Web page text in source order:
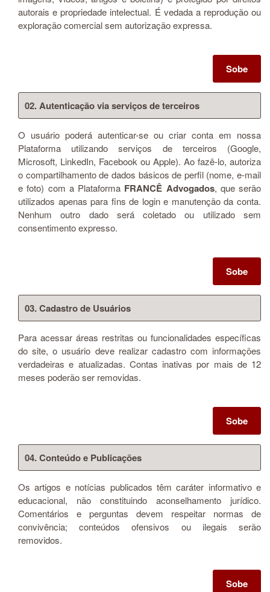
autorais e propriedade intelectual. É vedada a reprodução ou
exploração comercial sem autorização expressa.
Sobe
02. Autenticação via serviços de terceiros
O usuário poderá autenticar-se ou criar conta em nossa
Plataforma utilizando serviços de terceiros (Google,
Microsoft, LinkedIn, Facebook ou Apple). Ao fazê-lo, autoriza
o compartilhamento de dados básicos de perfil (nome, e-mail
e foto) com a Plataforma FRANCÊ Advogados, que serão
utilizados apenas para fins de login e manutenção da conta.
Nenhum outro dado será coletado ou utilizado sem
consentimento expresso.
Sobe
03. Cadastro de Usuários
Para acessar áreas restritas ou funcionalidades específicas
do site, o usuário deve realizar cadastro com informações
verdadeiras e atualizadas. Contas inativas por mais de 12
meses poderão ser removidas.
Sobe
04. Conteúdo e Publicações
Os artigos e notícias publicados têm caráter informativo e
educacional, não constituindo aconselhamento jurídico.
Comentários e perguntas devem respeitar normas de
convivência; conteúdos ofensivos ou ilegais serão
removidos.
Sobe